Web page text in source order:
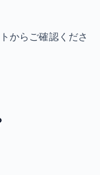
からご確認くださ